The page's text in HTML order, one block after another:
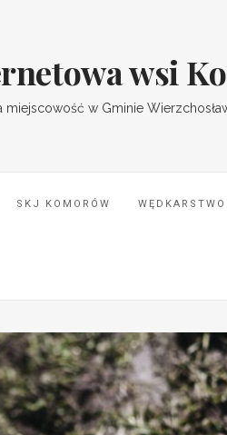
wsi
miejscowość w Gminie
SKJ KOMORÓW WĘDKARSTWO